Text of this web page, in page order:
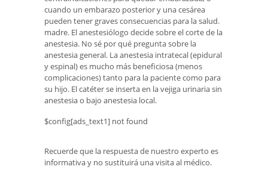
cuando un embarazo posterior y una cesárea
pueden tener graves consecuencias para la salud.
madre. El anestesiólogo decide sobre el corte de la
anestesia. No sé por qué pregunta sobre la
anestesia general. La anestesia intratecal (epidural
y espinal) es mucho más beneficiosa (menos
complicaciones) tanto para la paciente como para
su hijo. El catéter se inserta en la vejiga urinaria sin
anestesia o bajo anestesia local.
$config[ads_text1] not found
Recuerde que la respuesta de nuestro experto es
informativa y no sustituirá una visita al médico.